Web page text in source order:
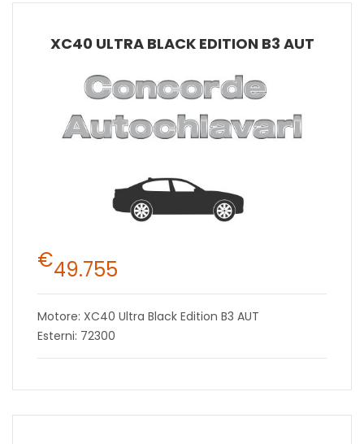
XC40 ULTRA BLACK EDITION B3 AUT
€49.755
Motore: XC40 Ultra Black Edition B3 AUT
Esterni: 72300